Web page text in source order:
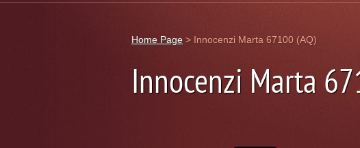
Home Page > Innocenzi Marta 67100 (AQ)
Innocenzi Marta